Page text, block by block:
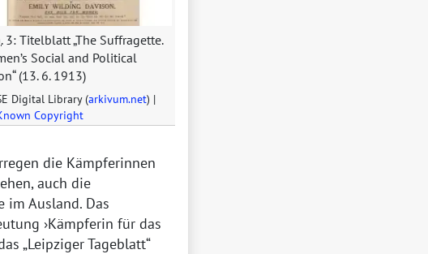
3: Titelblatt „The Suffragette.
Social and Political
(13. 6. 1913)
Digital Library (arkivum.net) |
Copyright
die Kämpferinnen
auch die
im Ausland. Das
Kämpferin für das
Leipziger Tageblatt